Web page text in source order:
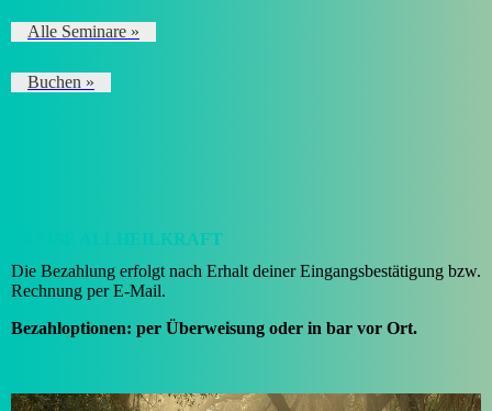
Alle Seminare »
Buchen »
PREISE ALLHEILKRAFT
Die Bezahlung erfolgt nach Erhalt deiner Eingangsbestätigung bzw.
Rechnung per E-Mail.
Bezahloptionen: per Überweisung oder in bar vor Ort.